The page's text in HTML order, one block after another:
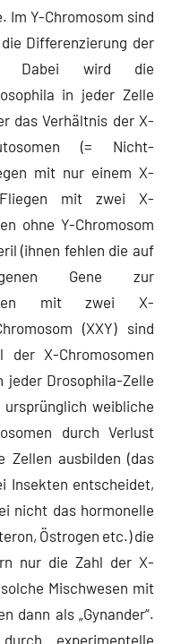
Im Y-Chromosom sind
Differenzierung der
Dabei wird die
in jeder Zelle
das Verhältnis der X-
(= Nicht-
mit nur einem X-
mit zwei X-
ohne Y-Chromosom
(ihnen fehlen die auf
Gene zur
mit zwei X-
(XXY) sind
X-Chromosomen
jeder Drosophila-Zelle
weibliche
durch Verlust
Zellen ausbilden (das
Insekten entscheidet,
nicht das hormonelle
Östrogen etc.) die
nur die Zahl der X-
Mischwesen mit
dann als „Gynander“.
experimentelle